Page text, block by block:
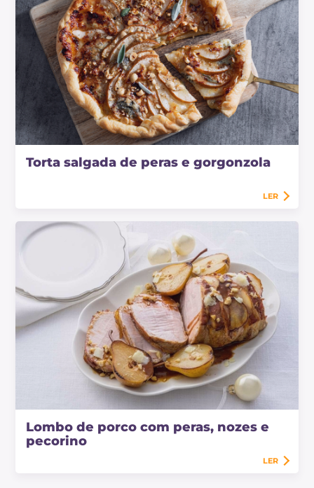
Torta salgada de peras e gorgonzola
LER
Lombo de porco com peras, nozes e
pecorino
LER